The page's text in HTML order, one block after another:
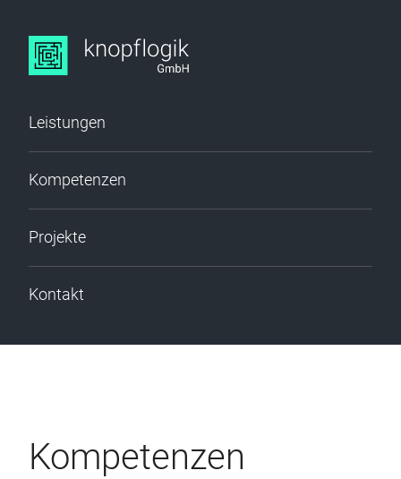
Leistungen
Kompetenzen
Projekte
Kontakt
Kompetenzen